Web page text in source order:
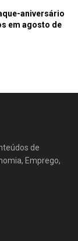
aniversário
em agosto de
de
Emprego,